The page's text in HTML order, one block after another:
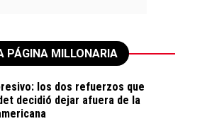
PÁGINA MILLONARIA
los dos refuerzos que
decidió dejar afuera de la